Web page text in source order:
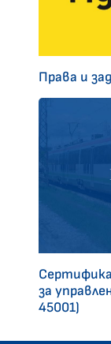
Права и
за
45001)